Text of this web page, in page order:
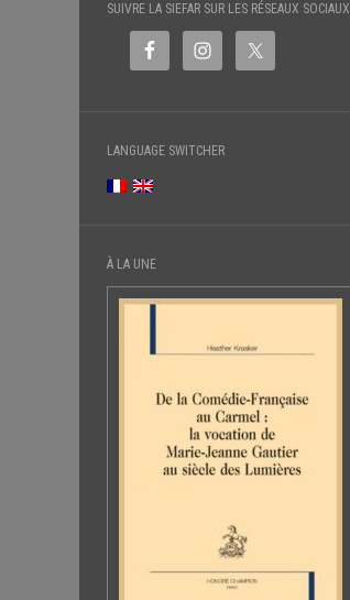
SUIVRE LA SIEFAR SUR LES RÉSEAUX SOCIAUX
LANGUAGE SWITCHER
À LA UNE